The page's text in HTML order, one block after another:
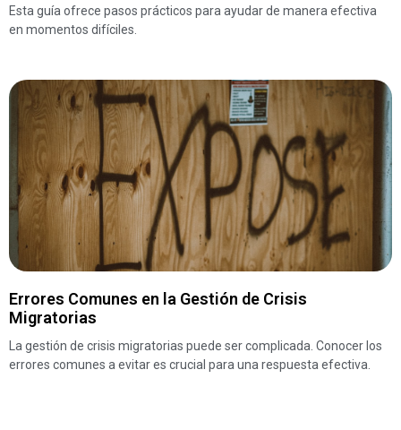
Esta guía ofrece pasos prácticos para ayudar de manera efectiva
en momentos difíciles.
Errores Comunes en la Gestión de Crisis
Migratorias
La gestión de crisis migratorias puede ser complicada. Conocer los
errores comunes a evitar es crucial para una respuesta efectiva.